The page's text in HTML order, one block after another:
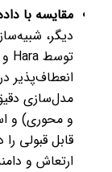
مقایسه با
دیگر،
انعطاف‌پذیر
مدل‌سازی
و محوری) و
قابل قبولی
ارتعاش و